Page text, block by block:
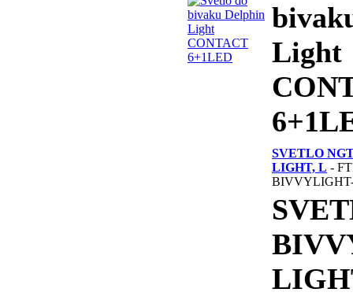
Light
SVETLO
LIGHT, L -